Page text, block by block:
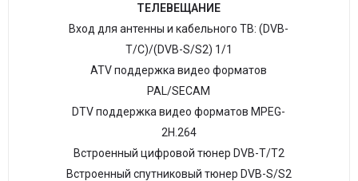
ТЕЛЕВЕЩАНИЕ
Вход для антенны и кабельного ТВ: (DVB-
T/C)/(DVB-S/S2) 1/1
ATV поддержка видео форматов
PAL/SECAM
DTV поддержка видео форматов MPEG-
2H.264
Встроенный цифровой тюнер DVB-T/Т2
Встроенный спутниковый тюнер DVB-S/S2